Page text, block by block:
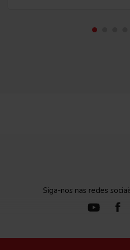
Siga-nos nas redes